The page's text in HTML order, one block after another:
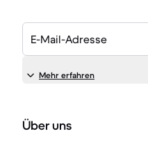
E-Mail-Adresse
Mehr erfahren
Über uns